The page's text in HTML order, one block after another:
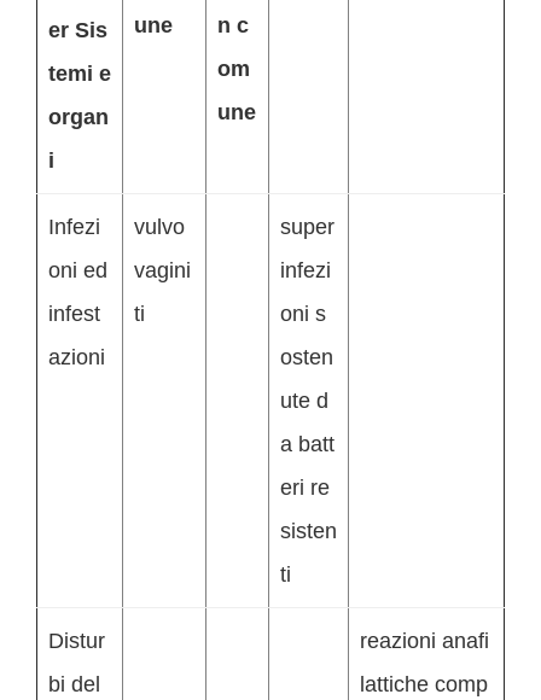
er Sis
temi e
organ
i
une
n c
om
une
Infezi
oni ed
infest
azioni
vulvo
vagini
ti
super
infezi
oni s
osten
ute d
a batt
eri re
sisten
ti
Distur
bi del
reazioni anafi
lattiche comp